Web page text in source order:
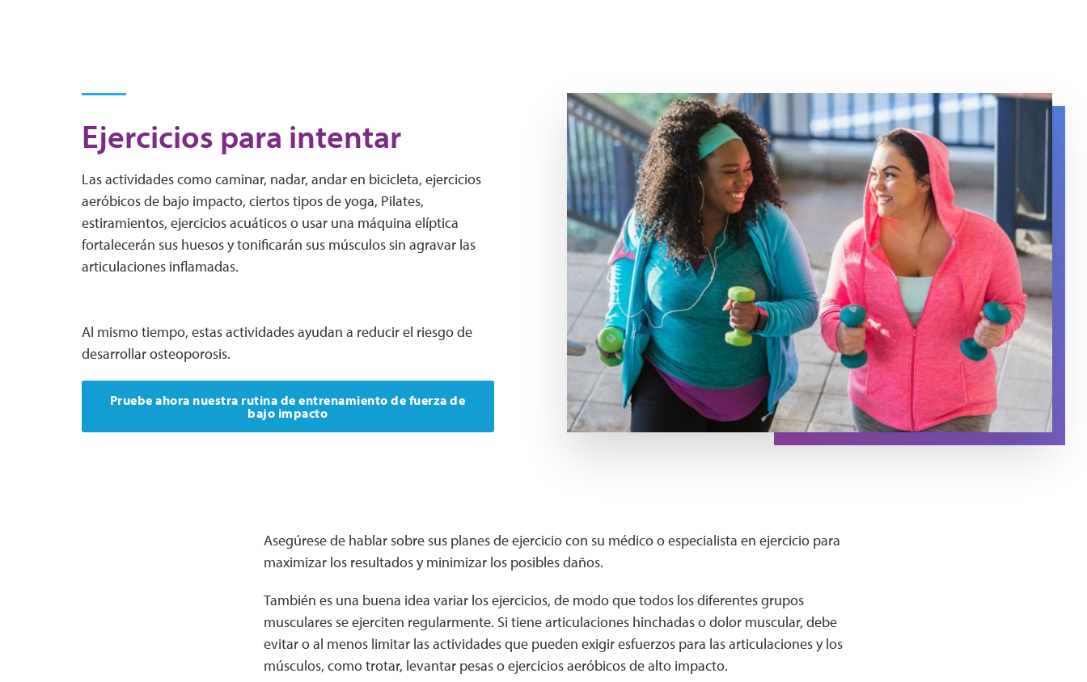
Two women are walking up steps in exercise clothes while holding weights.
Ejercicios para intentar
Las actividades como caminar, nadar, andar en bicicleta, ejercicios
aeróbicos de bajo impacto, ciertos tipos de yoga, Pilates,
estiramientos, ejercicios acuáticos o usar una máquina elíptica
fortalecerán sus huesos y tonificarán sus músculos sin agravar las
articulaciones inflamadas.
Al mismo tiempo, estas actividades ayudan a reducir el riesgo de
desarrollar osteoporosis.
Pruebe ahora nuestra rutina de entrenamiento de fuerza de
bajo impacto
Asegúrese de hablar sobre sus planes de ejercicio con su médico o especialista en ejercicio para
maximizar los resultados y minimizar los posibles daños.
También es una buena idea variar los ejercicios, de modo que todos los diferentes grupos
musculares se ejerciten regularmente. Si tiene articulaciones hinchadas o dolor muscular, debe
evitar o al menos limitar las actividades que pueden exigir esfuerzos para las articulaciones y los
músculos, como trotar, levantar pesas o ejercicios aeróbicos de alto impacto.